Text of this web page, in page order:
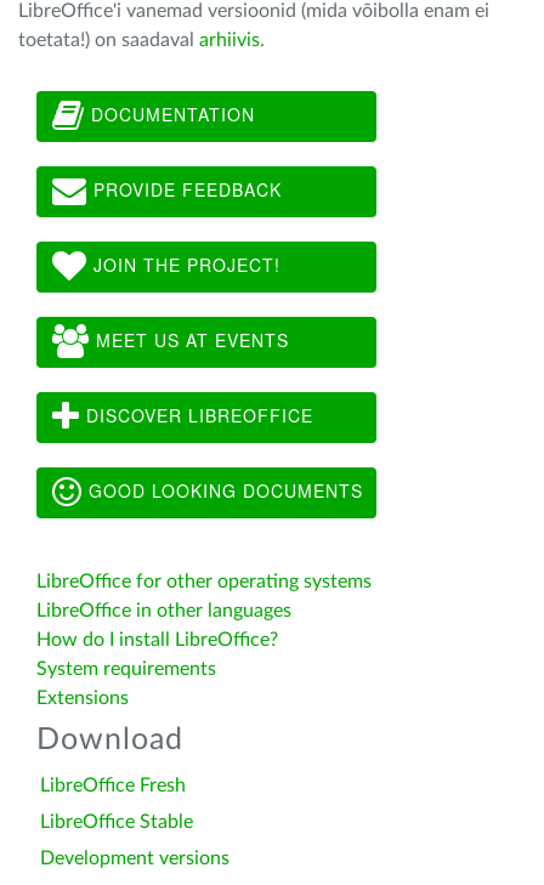
LibreOffice'i vanemad versioonid (mida võibolla enam ei
toetata!) on saadaval arhiivis.
DOCUMENTATION
PROVIDE FEEDBACK
JOIN THE PROJECT!
MEET US AT EVENTS
DISCOVER LIBREOFFICE
GOOD LOOKING DOCUMENTS
LibreOffice for other operating systems
LibreOffice in other languages
How do I install LibreOffice?
System requirements
Extensions
Download
LibreOffice Fresh
LibreOffice Stable
Development versions